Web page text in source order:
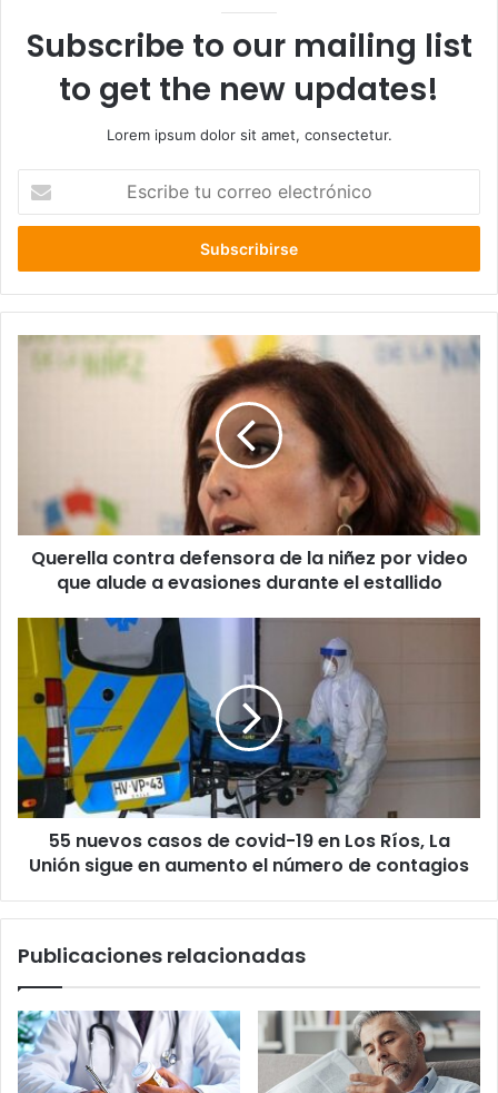
Subscribe to our mailing list
to get the new updates!
Lorem ipsum dolor sit amet, consectetur.
correo
Querella
contra
video
que
alude
durante
estallido
Querella contra defensora de la niñez por video
que alude a evasiones durante el estallido
55
nuevos
casos
de
covid-
19
en
Los
Ríos,
Unión
el
contagios
55 nuevos casos de covid-19 en Los Ríos, La
Unión sigue en aumento el número de contagios
Publicaciones relacionadas